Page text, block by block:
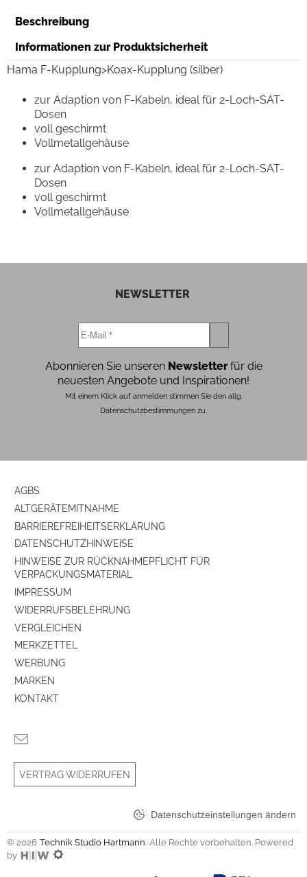
Beschreibung
Informationen zur Produktsicherheit
Hama F-Kupplung>Koax-Kupplung (silber)
zur Adaption von F-Kabeln, ideal für 2-Loch-SAT-
Dosen
voll geschirmt
Vollmetallgehäuse
zur Adaption von F-Kabeln, ideal für 2-Loch-SAT-
Dosen
voll geschirmt
Vollmetallgehäuse
NEWSLETTER
Abonnieren Sie unseren Newsletterfür die
neuesten Angebote und Inspirationen!
Mit einem Klick auf anmelden stimmen Sie den allg.
Datenschutzbestimmungen zu.
AGBS
ALTGERÄTEMITNAHME
BARRIEREFREIHEITSERKLÄRUNG
DATENSCHUTZHINWEISE
HINWEISE ZUR RÜCKNAHMEPFLICHT FÜR
VERPACKUNGSMATERIAL
IMPRESSUM
WIDERRUFSBELEHRUNG
VERGLEICHEN
MERKZETTEL
WERBUNG
MARKEN
KONTAKT
VERTRAG WIDERRUFEN
Datenschutzeinstellungen ändern
© 2026 Technik Studio Hartmann . Alle Rechte vorbehalten. Powered
by